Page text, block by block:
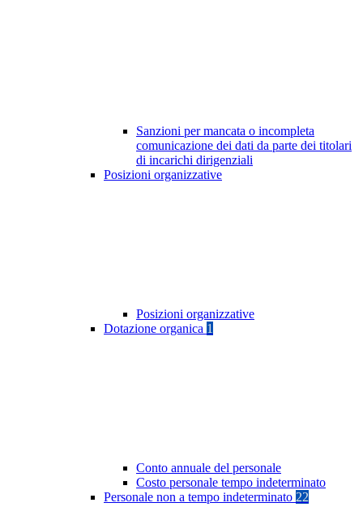
Sanzioni per mancata o incompleta
comunicazione dei dati da parte dei titolari
di incarichi dirigenziali
Posizioni organizzative
Posizioni organizzative
Dotazione organica 1
Conto annuale del personale
Costo personale tempo indeterminato
Personale non a tempo indeterminato 22